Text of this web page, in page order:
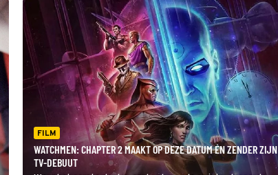
FILM
WATCHMEN: CHAPTER 2 MAAKT OP DEZE DATUM ÉN ZENDER ZIJN
TV-DEBUUT